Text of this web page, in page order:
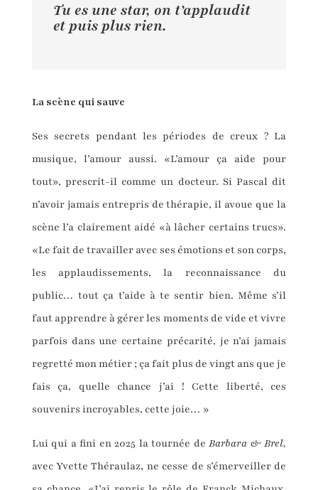
Tu es une star, on t’applaudit
et puis plus rien.
La scène qui sauve
Ses secrets pendant les périodes de creux ? La
musique, l’amour aussi. «L’amour ça aide pour
tout», prescrit-il comme un docteur. Si Pascal dit
n’avoir jamais entrepris de thérapie, il avoue que la
scène l’a clairement aidé «à lâcher certains trucs».
«Le fait de travailler avec ses émotions et son corps,
les applaudissements, la reconnaissance du
public… tout ça t’aide à te sentir bien. Même s’il
faut apprendre à gérer les moments de vide et vivre
parfois dans une certaine précarité, je n’ai jamais
regretté mon métier ; ça fait plus de vingt ans que je
fais ça, quelle chance j’ai ! Cette liberté, ces
souvenirs incroyables, cette joie… »
Lui qui a fini en 2025 la tournée deBarbara & Brel,
avec Yvette Théraulaz, ne cesse de s’émerveiller de